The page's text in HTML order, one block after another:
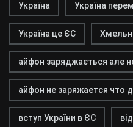
Україна Україна
Україна це ЄС
айфон заряджається але
айфон не заряжается что
вступ України в ЄС